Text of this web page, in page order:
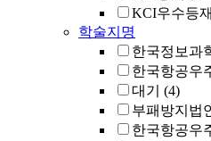
KCI우수등재
학술지명
한국정보과
한국항공우
대기
(4)
부패방지법
한국항공우